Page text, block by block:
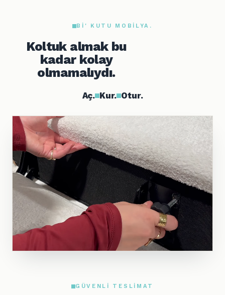
BI' KUTU MOBILYA.
Koltuk almak bu
kadar kolay
olmamalıydı.
Aç. Kur. Otur.
GÜVENLI TESLIMAT